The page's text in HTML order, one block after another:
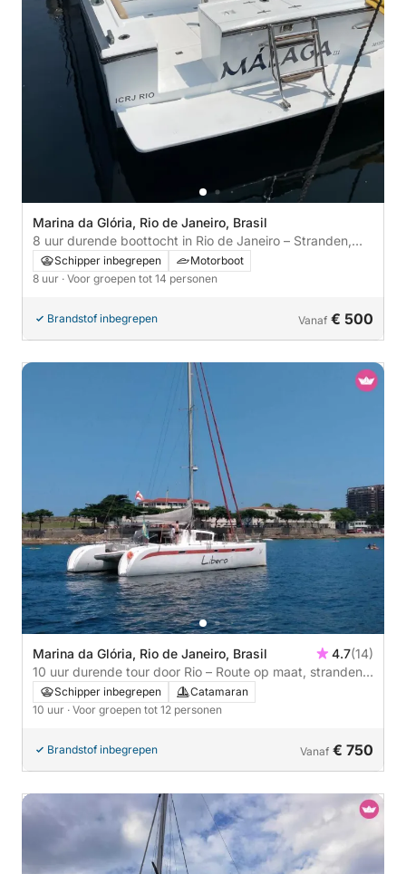
Marina da Glória, Rio de Janeiro, Brasil
8 uur durende boottocht in Rio de Janeiro – Stranden,
eilanden en barbecue-ervaring
Schipper inbegrepen
Motorboot
8 uur · Voor groepen tot 14 personen
Brandstof inbegrepen Vanaf € 500
Marina da Glória, Rio de Janeiro, Brasil 4.7(14)
10 uur durende tour door Rio – Route op maat, stranden
& dagtrip
Schipper inbegrepen
Catamaran
10 uur · Voor groepen tot 12 personen
Brandstof inbegrepen Vanaf € 750